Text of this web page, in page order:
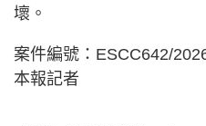
壞。
案件編號：ESCC642/
本報記者